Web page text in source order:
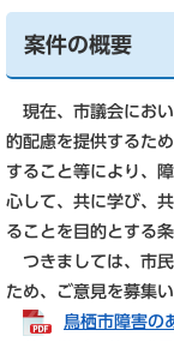
案件の概要
現在、市議会にお
的配慮を提供するた
すること等により、
心して、共に学び、
ることを目的とする
つきましては、市民
ため、ご意見を募集い
鳥栖市障害の